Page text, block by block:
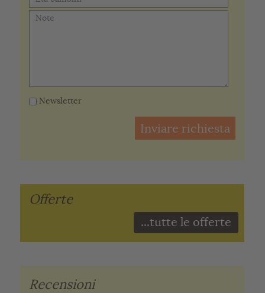
Newsletter
Inviare richiesta
Offerte
...tutte le offerte
Recensioni